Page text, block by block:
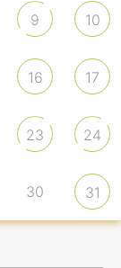
9 10
16 17
23 24
30 31